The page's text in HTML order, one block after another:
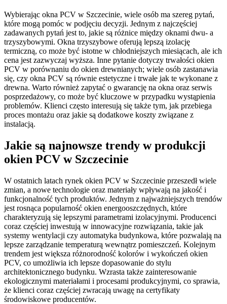
Wybierając okna PCV w Szczecinie, wiele osób ma szereg pytań,
które mogą pomóc w podjęciu decyzji. Jednym z najczęściej
zadawanych pytań jest to, jakie są różnice między oknami dwu- a
trzyszybowymi. Okna trzyszybowe oferują lepszą izolację
termiczną, co może być istotne w chłodniejszych miesiącach, ale ich
cena jest zazwyczaj wyższa. Inne pytanie dotyczy trwałości okien
PCV w porównaniu do okien drewnianych; wiele osób zastanawia
się, czy okna PCV są równie estetyczne i trwałe jak te wykonane z
drewna. Warto również zapytać o gwarancję na okna oraz serwis
posprzedażowy, co może być kluczowe w przypadku wystąpienia
problemów. Klienci często interesują się także tym, jak przebiega
proces montażu oraz jakie są dodatkowe koszty związane z
instalacją.
Jakie są najnowsze trendy w produkcji
okien PCV w Szczecinie
W ostatnich latach rynek okien PCV w Szczecinie przeszedł wiele
zmian, a nowe technologie oraz materiały wpływają na jakość i
funkcjonalność tych produktów. Jednym z najważniejszych trendów
jest rosnąca popularność okien energooszczędnych, które
charakteryzują się lepszymi parametrami izolacyjnymi. Producenci
coraz częściej inwestują w innowacyjne rozwiązania, takie jak
systemy wentylacji czy automatyka budynkowa, które pozwalają na
lepsze zarządzanie temperaturą wewnątrz pomieszczeń. Kolejnym
trendem jest większa różnorodność kolorów i wykończeń okien
PCV, co umożliwia ich lepsze dopasowanie do stylu
architektonicznego budynku. Wzrasta także zainteresowanie
ekologicznymi materiałami i procesami produkcyjnymi, co sprawia,
że klienci coraz częściej zwracają uwagę na certyfikaty
środowiskowe producentów.